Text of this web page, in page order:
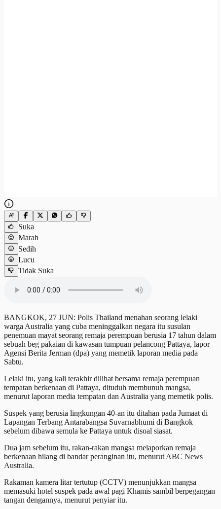
Suka
Marah
Sedih
Lucu
Tidak Suka
BANGKOK, 27 JUN: Polis Thailand menahan seorang lelaki
warga Australia yang cuba meninggalkan negara itu susulan
penemuan mayat seorang remaja perempuan berusia 17 tahun dalam
sebuah beg pakaian di kawasan tumpuan pelancong Pattaya, lapor
Agensi Berita Jerman (dpa) yang memetik laporan media pada
Sabtu.
Lelaki itu, yang kali terakhir dilihat bersama remaja perempuan
tempatan berkenaan di Pattaya, dituduh membunuh mangsa,
menurut laporan media tempatan dan Australia yang memetik polis.
Suspek yang berusia lingkungan 40-an itu ditahan pada Jumaat di
Lapangan Terbang Antarabangsa Suvarnabhumi di Bangkok
sebelum dibawa semula ke Pattaya untuk disoal siasat.
Dua jam sebelum itu, rakan-rakan mangsa melaporkan remaja
berkenaan hilang di bandar peranginan itu, menurut ABC News
Australia.
Rakaman kamera litar tertutup (CCTV) menunjukkan mangsa
memasuki hotel suspek pada awal pagi Khamis sambil berpegangan
tangan dengannya, menurut penyiar itu.